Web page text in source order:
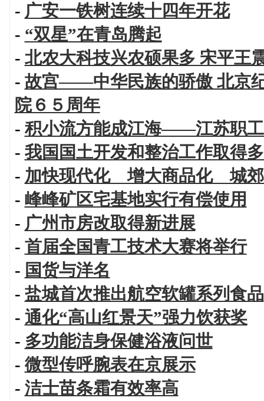
- 广安一铁树连续十四年开花
- “双星”在青岛腾起
- 北农大科技兴农硕果多 宋平王
- 故宫——中华民族的骄傲 北京
院６５周年
- 积小流方能成江海——江苏职
- 我国国土开发和整治工作取得
- 加快现代化 增大商品化 城郊
- 峰峰矿区宅基地实行有偿使用
- 广州市房改取得新进展
- 首届全国青工技术大赛将举行
- 国货与洋名
- 盐城首次推出航空软罐系列食品
- 通化“高山红景天”强力饮获奖
- 多功能洁身保健浴液问世
- 微型传呼腕表在京展示
- 洁士苗条霜有效率高